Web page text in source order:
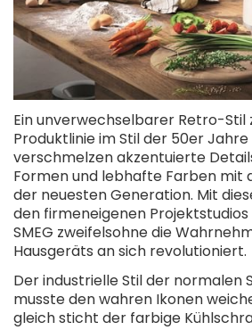
Ein unverwechselbarer Retro-Stil
Produktlinie im Stil der 50er Jahre
verschmelzen akzentuierte
Formen und lebhafte Farben mit
der neuesten Generation. Mit
den firmeneigenen
SMEG zweifelsohne die
Hausgeräts an sich revolutioniert.
Der industrielle Stil der normalen
musste den wahren Ikonen
gleich sticht der farbige